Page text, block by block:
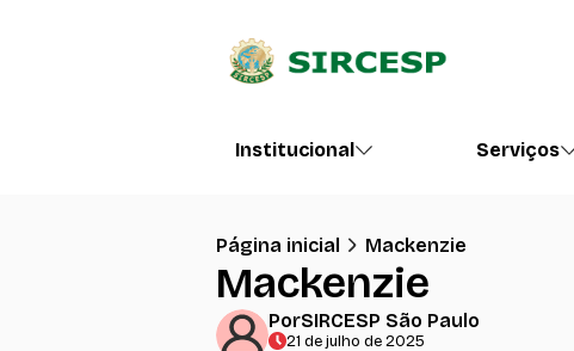
Institucional Serviços
Página inicial Mackenzie
Mackenzie
PorSIRCESP São Paulo
21 de julho de 2025